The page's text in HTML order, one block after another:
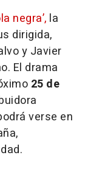
negra’, la
dirigida,
y Javier
El drama
25 de
verse en